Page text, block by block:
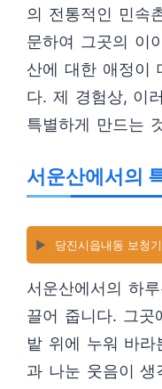
의 전통적인 민속
문하여 그곳의 이
산에 대한 애정이
다. 제 경험상, 이
특별하게 만드는
서운산에서의
▶️ 당진시읍내동 보청
서운산에서의 하
끌어 줍니다. 그곳
밭 위에 누워 바
과 나눈 웃음이 생